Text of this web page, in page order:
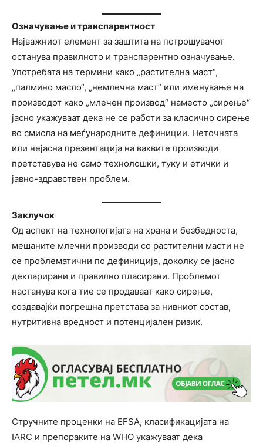
Означување и транспарентност
Најважниот елемент за заштита на потрошувачот
останува правилното и транспарентно означување.
Употребата на термини како „растителна маст“,
„палмино масло“, „немлечна маст“ или именување на
производот како „млечен производ“ наместо „сирење“
јасно укажуваат дека не се работи за класично сирење
во смисла на меѓународните дефиниции. Неточната
или нејасна презентација на ваквите производи
претставува не само технолошки, туку и етички и
јавно-здравствен проблем.
Заклучок
Од аспект на технологијата на храна и безбедноста,
мешаните млечни производи со растителни масти не
се проблематични по дефиниција, доколку се јасно
декларирани и правилно пласирани. Проблемот
настанува кога тие се продаваат како сирење,
создавајќи погрешна претстава за нивниот состав,
нутритивна вредност и потенцијален ризик.
Стручните проценки на EFSA, класификацијата на
IARC и препораките на WHO укажуваат дека